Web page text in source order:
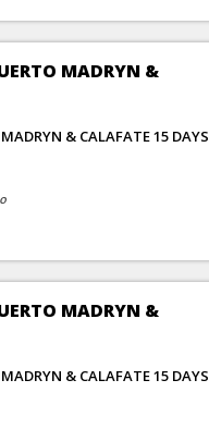
MADRYN &
& CALAFATE 15 DAYS
MADRYN &
& CALAFATE 15 DAYS